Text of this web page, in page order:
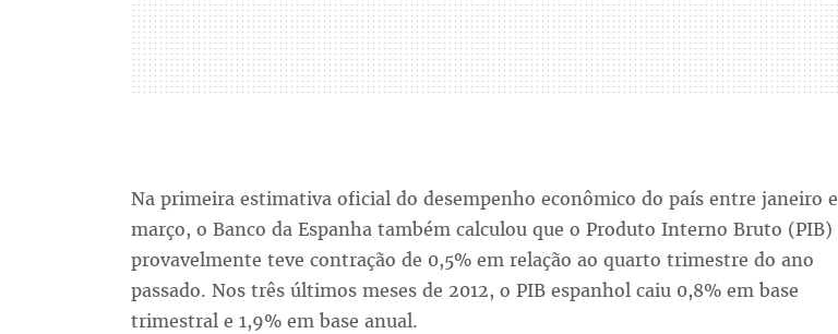
Na primeira estimativa oficial do desempenho econômico do país entre janeiro e
março, o Banco da Espanha também calculou que o Produto Interno Bruto (PIB)
provavelmente teve contração de 0,5% em relação ao quarto trimestre do ano
passado. Nos três últimos meses de 2012, o PIB espanhol caiu 0,8% em base
trimestral e 1,9% em base anual.